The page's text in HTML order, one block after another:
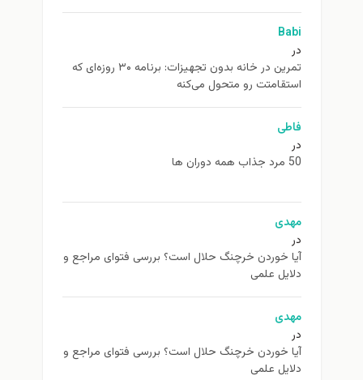
Babi
در
تمرین در خانه بدون تجهیزات: برنامه ۳۰ روزه‌ای که
استقامتت رو متحول می‌کنه
فاطی
در
50 مرد جذاب همه دوران ها
مهدی
در
آیا خوردن خرچنگ حلال است؟ بررسی فتوای مراجع و
دلایل علمی
مهدی
در
آیا خوردن خرچنگ حلال است؟ بررسی فتوای مراجع و
دلایل علمی